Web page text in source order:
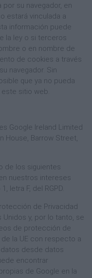
su navegador, en
estará vinculada a
información puede
la ley o si terceros
o en nombre de
de cookies a través
navegador. Sin
que ya no pueda
sitio web.
Google Ireland Limited
House, Barrow Street,
de los siguientes
nuestros intereses
letra F, del RGPD.
de Privacidad
Unidos y, por lo tanto, se
de protección de
la UE con respecto a
desde datos
encontrar
de Google en la